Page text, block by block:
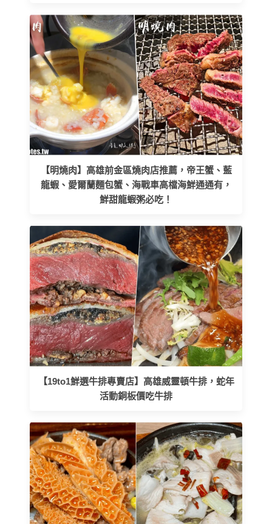
【明燒肉】高雄前金區燒肉店推薦，帝王蟹、藍
龍蝦、愛爾蘭麵包蟹、海戰車高檔海鮮通通有，
鮮甜龍蝦粥必吃！
【19to1鮮選牛排專賣店】高雄威靈頓牛排，蛇年
活動銅板價吃牛排